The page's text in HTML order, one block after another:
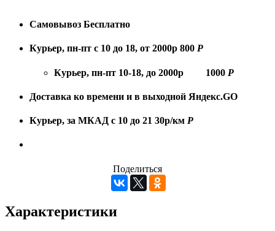
Самовывоз Бесплатно
Курьер, пн-пт с 10 до 18, от 2000р 800 Р
Курьер, пн-пт 10-18, до 2000р 1000 Р
Доставка ко времени и в выходной Яндекс.GO
Курьер, за МКАД с 10 до 21 30р/км Р
Поделиться
Характеристики